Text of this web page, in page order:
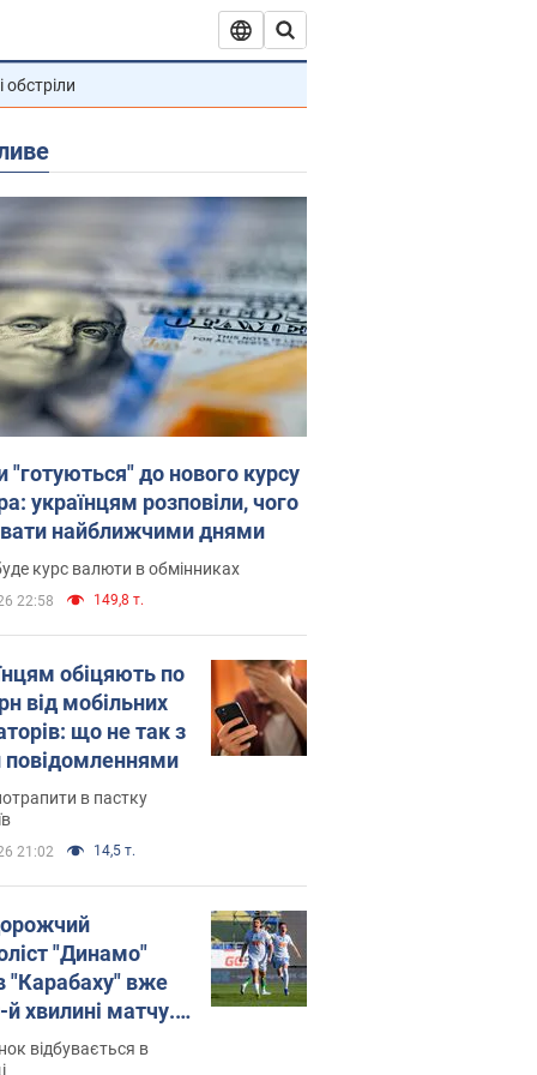
обстріли
"готуються" до нового курсу
українцям розповіли, чого
найближчими днями
курс валюти в обмінниках
22:58 149,8 т.
обіцяють по
від мобільних
що не так з
в пастку
21:02 14,5 т.
"Динамо"
"Карабаху" вже
й хвилині матчу.
відбувається в